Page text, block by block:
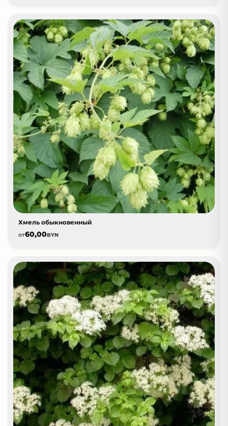
Хмель обыкновенный
от60,00BYN